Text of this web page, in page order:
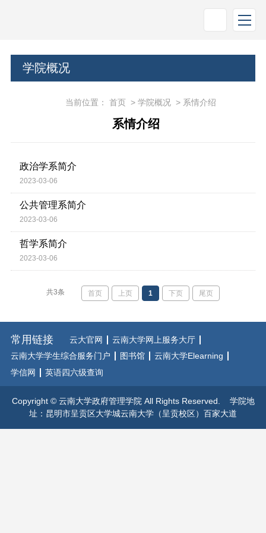
学院概况
当前位置： 首页> 学院概况> 系情介绍
系情介绍
政治学系简介
2023-03-06
公共管理系简介
2023-03-06
哲学系简介
2023-03-06
共3条 首页 上页 1 下页 尾页
常用链接 云大官网
云南大学网上服务大厅
云南大学学生综合服务门户
图书馆
云南大学Elearning
学信网
英语四六级查询
Copyright © 云南大学政府管理学院 All Rights Reserved. 学院地
址：昆明市呈贡区大学城云南大学（呈贡校区）百家大道